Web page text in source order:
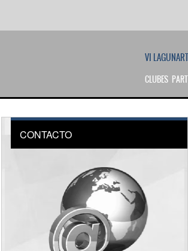
CLUBES PARTICIPANTESrnTemporada 2022-23rnPreBENJAMIN
CONTACTO